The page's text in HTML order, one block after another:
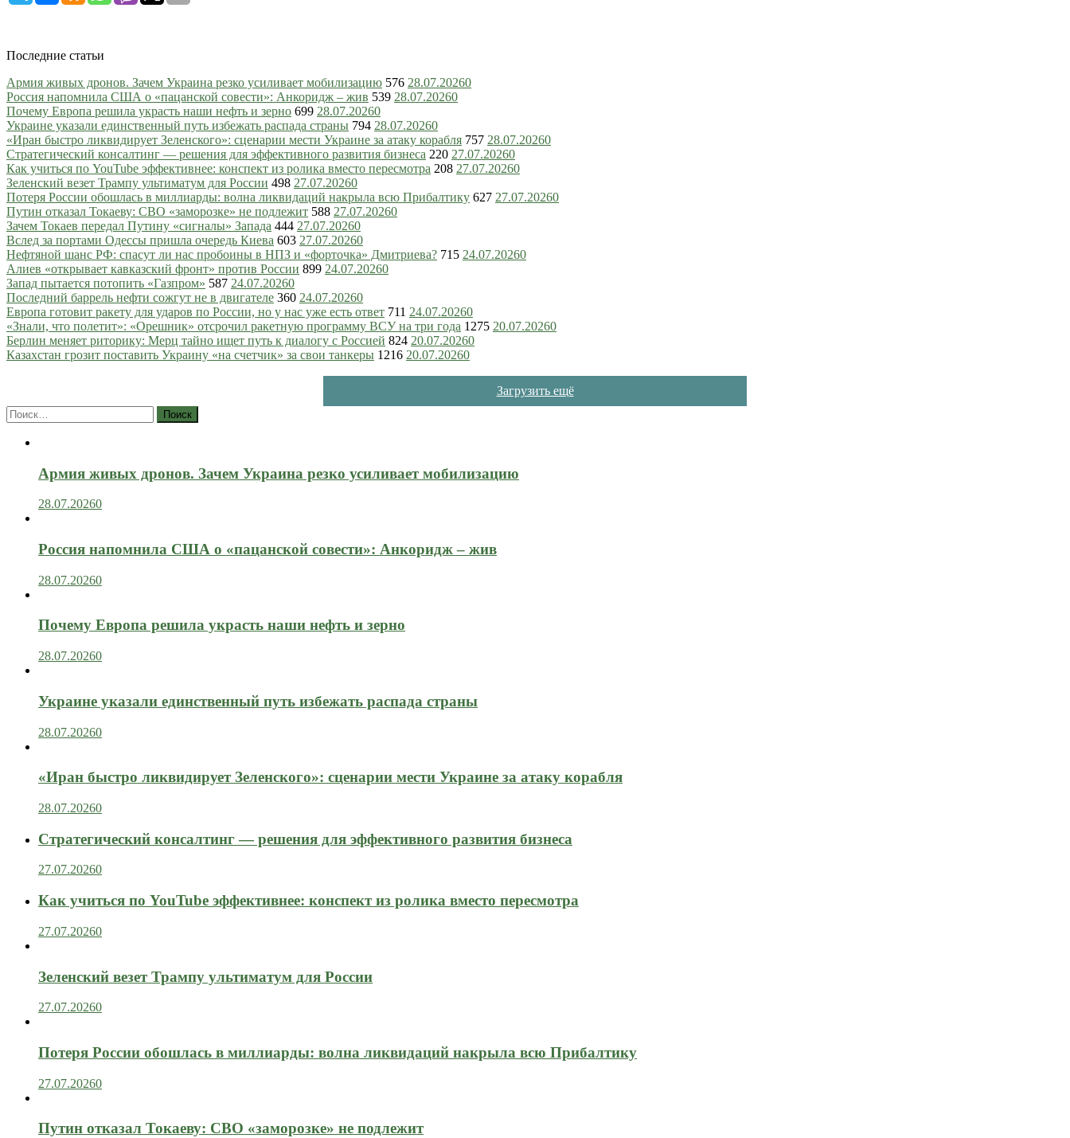
Последние статьи
Армия живых дронов. Зачем Украина резко усиливает мобилизацию 576 28.07.20260
Россия напомнила США о «пацанской совести»: Анкоридж – жив 539 28.07.20260
Почему Европа решила украсть наши нефть и зерно 699 28.07.20260
Украине указали единственный путь избежать распада страны 794 28.07.20260
«Иран быстро ликвидирует Зеленского»: сценарии мести Украине за атаку корабля 757 28.07.20260
Стратегический консалтинг — решения для эффективного развития бизнеса 220 27.07.20260
Как учиться по YouTube эффективнее: конспект из ролика вместо пересмотра 208 27.07.20260
Зеленский везет Трампу ультиматум для России 498 27.07.20260
Потеря России обошлась в миллиарды: волна ликвидаций накрыла всю Прибалтику 627 27.07.20260
Путин отказал Токаеву: СВО «заморозке» не подлежит 588 27.07.20260
Зачем Токаев передал Путину «сигналы» Запада 444 27.07.20260
Вслед за портами Одессы пришла очередь Киева 603 27.07.20260
Нефтяной шанс РФ: спасут ли нас пробоины в НПЗ и «форточка» Дмитриева? 715 24.07.20260
Алиев «открывает кавказский фронт» против России 899 24.07.20260
Запад пытается потопить «Газпром» 587 24.07.20260
Последний баррель нефти сожгут не в двигателе 360 24.07.20260
Европа готовит ракету для ударов по России, но у нас уже есть ответ 711 24.07.20260
«Знали, что полетит»: «Орешник» отсрочил ракетную программу ВСУ на три года 1275 20.07.20260
Берлин меняет риторику: Мерц тайно ищет путь к диалогу с Россией 824 20.07.20260
Казахстан грозит поставить Украину «на счетчик» за свои танкеры 1216 20.07.20260
Загрузить ещё
Найти:
Армия живых дронов. Зачем Украина резко усиливает мобилизацию
28.07.20260
Россия напомнила США о «пацанской совести»: Анкоридж – жив
28.07.20260
Почему Европа решила украсть наши нефть и зерно
28.07.20260
Украине указали единственный путь избежать распада страны
28.07.20260
«Иран быстро ликвидирует Зеленского»: сценарии мести Украине за атаку корабля
28.07.20260
Стратегический консалтинг — решения для эффективного развития бизнеса
27.07.20260
Как учиться по YouTube эффективнее: конспект из ролика вместо пересмотра
27.07.20260
Зеленский везет Трампу ультиматум для России
27.07.20260
Потеря России обошлась в миллиарды: волна ликвидаций накрыла всю Прибалтику
27.07.20260
Путин отказал Токаеву: СВО «заморозке» не подлежит